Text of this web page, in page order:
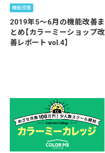
機能改善
2019年5～6月の機能改善ま
とめ【カラーミーショップ改
善レポート vol.4】